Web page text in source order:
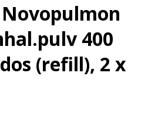
400
(refill), 2 x